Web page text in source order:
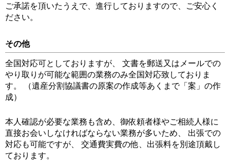
ご承諾を頂いたうえで、進行しておりますので、ご安心く
ださい。
その他
全国対応可としておりますが、 文書を郵送又はメールでの
やり取りが可能な範囲の業務のみ全国対応致しておりま
す。 （遺産分割協議書の原案の作成等あくまで「案」の作
成）
本人確認が必要な業務も含め、御依頼者様やご相続人様に
直接お会いしなければならない業務が多いため、 出張での
対応も可能ですが、 交通費実費の他、出張料を別途頂戴し
ております。